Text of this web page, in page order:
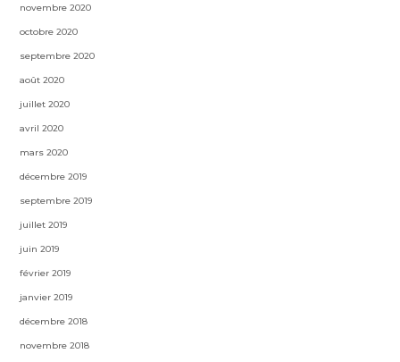
novembre 2020
octobre 2020
septembre 2020
août 2020
juillet 2020
avril 2020
mars 2020
décembre 2019
septembre 2019
juillet 2019
juin 2019
février 2019
janvier 2019
décembre 2018
novembre 2018